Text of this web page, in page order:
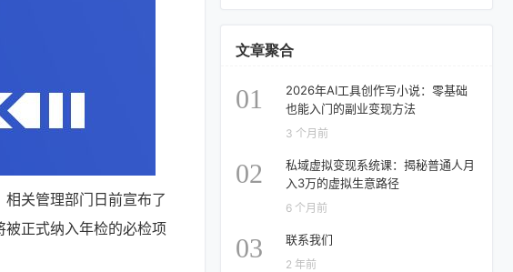
关管理部门日前宣布了
正式纳入年检的必检项
文章聚合
01
2026年AI工具创作写小说：零基础
也能入门的副业变现方法
3 个月前
02
私域虚拟变现系统课：揭秘普通人月
入3万的虚拟生意路径
6 个月前
03 联系我们
2 年前